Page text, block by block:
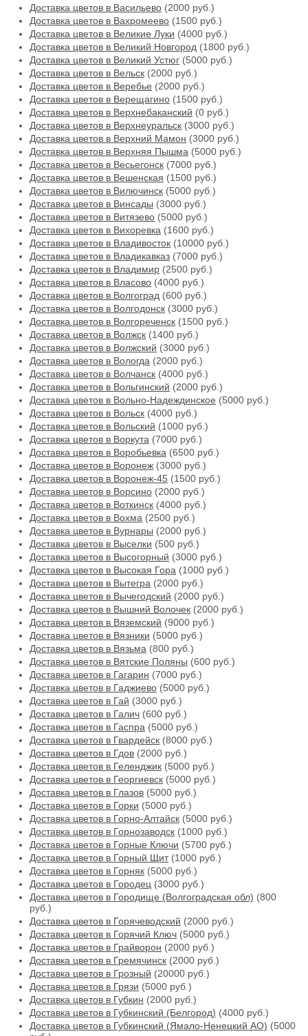
Доставка цветов в Васильево (2000 руб.)
Доставка цветов в Вахромеево (1500 руб.)
Доставка цветов в Великие Луки (4000 руб.)
Доставка цветов в Великий Новгород (1800 руб.)
Доставка цветов в Великий Устюг (5000 руб.)
Доставка цветов в Вельск (2000 руб.)
Доставка цветов в Веребье (2000 руб.)
Доставка цветов в Верещагино (1500 руб.)
Доставка цветов в Верхнебаканский (0 руб.)
Доставка цветов в Верхнеуральск (3000 руб.)
Доставка цветов в Верхний Мамон (3000 руб.)
Доставка цветов в Верхняя Пышма (5000 руб.)
Доставка цветов в Весьегонск (7000 руб.)
Доставка цветов в Вешенская (1500 руб.)
Доставка цветов в Вилючинск (5000 руб.)
Доставка цветов в Винсады (3000 руб.)
Доставка цветов в Витязево (5000 руб.)
Доставка цветов в Вихоревка (1600 руб.)
Доставка цветов в Владивосток (10000 руб.)
Доставка цветов в Владикавказ (7000 руб.)
Доставка цветов в Владимир (2500 руб.)
Доставка цветов в Власово (4000 руб.)
Доставка цветов в Волгоград (600 руб.)
Доставка цветов в Волгодонск (3000 руб.)
Доставка цветов в Волгореченск (1500 руб.)
Доставка цветов в Волжск (1400 руб.)
Доставка цветов в Волжский (3000 руб.)
Доставка цветов в Вологда (2000 руб.)
Доставка цветов в Волчанск (4000 руб.)
Доставка цветов в Вольгинский (2000 руб.)
Доставка цветов в Вольно-Надеждинское (5000 руб.)
Доставка цветов в Вольск (4000 руб.)
Доставка цветов в Вольский (1000 руб.)
Доставка цветов в Воркута (7000 руб.)
Доставка цветов в Воробьевка (6500 руб.)
Доставка цветов в Воронеж (3000 руб.)
Доставка цветов в Воронеж-45 (1500 руб.)
Доставка цветов в Ворсино (2000 руб.)
Доставка цветов в Воткинск (4000 руб.)
Доставка цветов в Вохма (2500 руб.)
Доставка цветов в Вурнары (2000 руб.)
Доставка цветов в Выселки (500 руб.)
Доставка цветов в Высогорный (3000 руб.)
Доставка цветов в Высокая Гора (1000 руб.)
Доставка цветов в Вытегра (2000 руб.)
Доставка цветов в Вычегодский (2000 руб.)
Доставка цветов в Вышний Волочек (2000 руб.)
Доставка цветов в Вяземский (9000 руб.)
Доставка цветов в Вязники (5000 руб.)
Доставка цветов в Вязьма (800 руб.)
Доставка цветов в Вятские Поляны (600 руб.)
Доставка цветов в Гагарин (7000 руб.)
Доставка цветов в Гаджиево (5000 руб.)
Доставка цветов в Гай (3000 руб.)
Доставка цветов в Галич (600 руб.)
Доставка цветов в Гаспра (5000 руб.)
Доставка цветов в Гвардейск (8000 руб.)
Доставка цветов в Гдов (2000 руб.)
Доставка цветов в Геленджик (5000 руб.)
Доставка цветов в Георгиевск (5000 руб.)
Доставка цветов в Глазов (5000 руб.)
Доставка цветов в Горки (5000 руб.)
Доставка цветов в Горно-Алтайск (5000 руб.)
Доставка цветов в Горнозаводск (1000 руб.)
Доставка цветов в Горные Ключи (5700 руб.)
Доставка цветов в Горный Щит(1000 руб.)
Доставка цветов в Горняк (5000 руб.)
Доставка цветов в Городец (3000 руб.)
Доставка цветов в Городище (Волгоградская обл) (800
руб.)
Доставка цветов в Горячеводский (2000 руб.)
Доставка цветов в Горячий Ключ (5000 руб.)
Доставка цветов в Грайворон (2000 руб.)
Доставка цветов в Гремячинск (2000 руб.)
Доставка цветов в Грозный (20000 руб.)
Доставка цветов в Грязи (5000 руб.)
Доставка цветов в Губкин (2000 руб.)
Доставка цветов в Губкинский (Белгород) (4000 руб.)
Доставка цветов в Губкинский (Ямало-Ненецкий АО) (5000